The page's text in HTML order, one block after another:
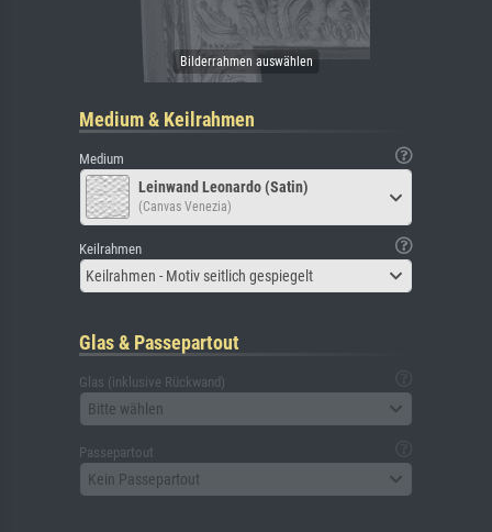
Medium & Keilrahmen
Medium
Leinwand Leonardo (Satin)
(Canvas Venezia)
Keilrahmen
Keilrahmen - Motiv seitlich gespiegelt
Glas & Passepartout
Glas (inklusive Rückwand)
Bitte wählen
Passepartout
Kein Passepartout